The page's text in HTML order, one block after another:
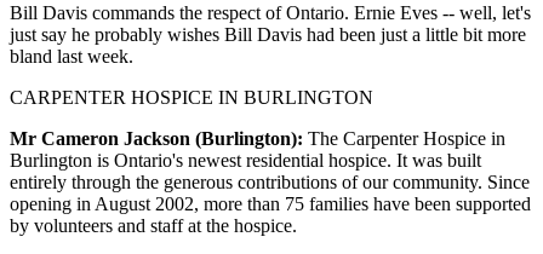
Bill Davis commands the respect of Ontario. Ernie Eves -- well, let's
just say he probably wishes Bill Davis had been just a little bit more
bland last week.
CARPENTER HOSPICE IN BURLINGTON
Mr Cameron Jackson (Burlington): The Carpenter Hospice in
Burlington is Ontario's newest residential hospice. It was built
entirely through the generous contributions of our community. Since
opening in August 2002, more than 75 families have been supported
by volunteers and staff at the hospice.